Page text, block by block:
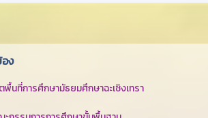
ง
พื้นที่การศึกษามัธยมศึกษาฉะเชิงเทรา